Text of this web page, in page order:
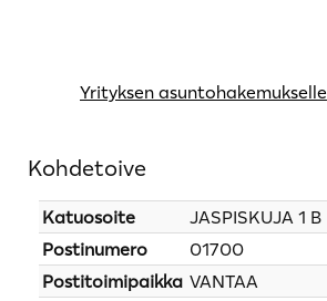
Yrityksen asuntohakemukselle
Kohdetoive
Katuosoite
JASPISKUJA 1 B
Postinumero
01700
Postitoimipaikka VANTAA